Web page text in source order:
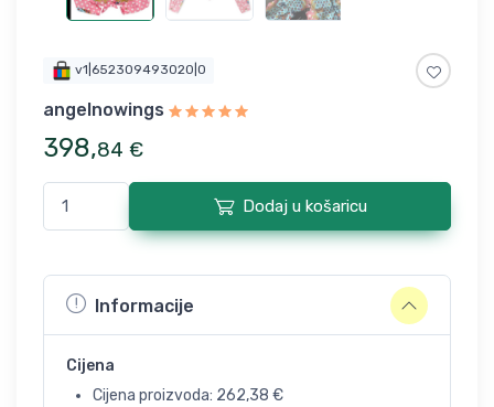
v1|652309493020|0
angelnowings
398,84 €
Dodaj u košaricu
Informacije
Cijena
Cijena proizvoda: 262,38 €